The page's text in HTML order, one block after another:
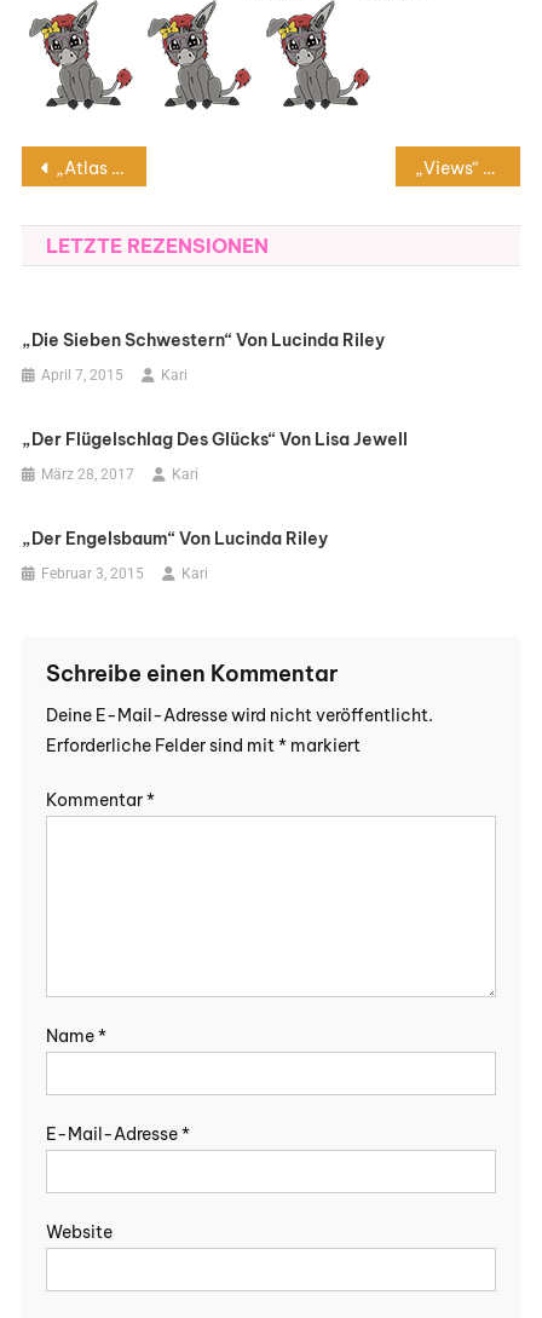
Beitragsnavigation
„Atlas – Die Geschichte von Pa Salt“ von Lucinda Riley und Harry Whittaker „Views“ von Marc-Uwe Kling
LETZTE REZENSIONEN
„Die Sieben Schwestern“ Von Lucinda Riley
April 7, 2015 Kari
„Der Flügelschlag Des Glücks“ Von Lisa Jewell
März 28, 2017 Kari
„Der Engelsbaum“ Von Lucinda Riley
Februar 3, 2015 Kari
Schreibe einen Kommentar
Deine E-Mail-Adresse wird nicht veröffentlicht.
Erforderliche Felder sind mit*markiert
Kommentar*
Name*
E-Mail-Adresse*
Website